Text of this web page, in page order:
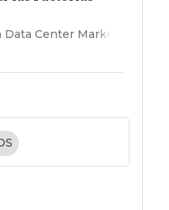
Data Center Market